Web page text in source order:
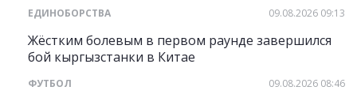
ЕДИНОБОРСТВА 09.08.2026 09:13
Жёстким болевым в первом раунде завершился
бой кыргызстанки в Китае
ФУТБОЛ 09.08.2026 08:46